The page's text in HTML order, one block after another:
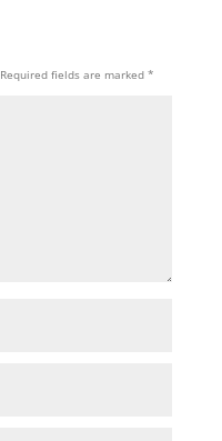
Required fields are marked *